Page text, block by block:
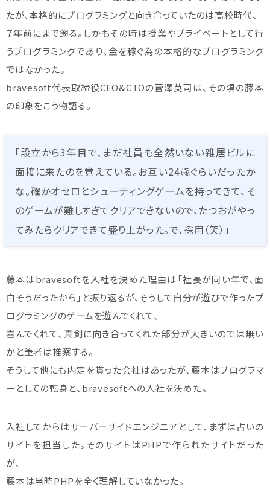
たが、本格的にプログラミングと向き合っていたのは高校時代、
７年前にまで遡る。しかもその時は授業やプライベートとして行
うプログラミングであり、金を稼ぐ為の本格的なプログラミング
ではなかった。
bravesoft代表取締役CEO&CTOの菅澤英司は、その頃の藤本
の印象をこう物語る。
「設立から3年目で、まだ社員も全然いない雑居ビルに
面接に来たのを覚えている。お互い24歳ぐらいだったか
な。確かオセロとシューティングゲームを持ってきて、そ
のゲームが難しすぎてクリアできないので、たつおがやっ
てみたらクリアできて盛り上がった。で、採用（笑）」
藤本はbravesoftを入社を決めた理由は「社長が同い年で、面
白そうだったから」と振り返るが、そうして自分が遊びで作ったプ
ログラミングのゲームを遊んでくれて、
喜んでくれて、真剣に向き合ってくれた部分が大きいのでは無い
かと筆者は推察する。
そうして他にも内定を貰った会社はあったが、藤本はプログラマ
ーとしての転身と、bravesoftへの入社を決めた。
入社してからはサーバーサイドエンジニアとして、まずは占いの
サイトを担当した。そのサイトはPHPで作られたサイトだった
が、
藤本は当時PHPを全く理解していなかった。